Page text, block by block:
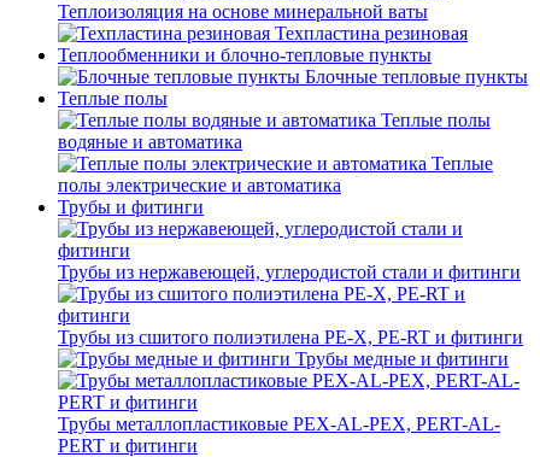
Теплоизоляция на основе минеральной ваты
Техпластина резиновая
Теплообменники и блочно-тепловые пункты
Блочные тепловые пункты
Теплые полы
Теплые полы
водяные и автоматика
Теплые
полы электрические и автоматика
Трубы и фитинги
Трубы из нержавеющей, углеродистой стали и фитинги
Трубы из сшитого полиэтилена PE-X, PE-RT и фитинги
Трубы медные и фитинги
Трубы металлопластиковые PEX-AL-PEX, PERT-AL-
PERT и фитинги